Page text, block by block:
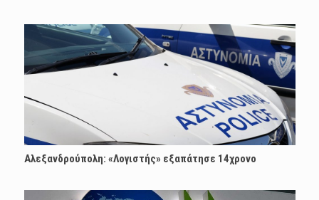
Αλεξανδρούπολη: «Λογιστής» εξαπάτησε 14χρονο